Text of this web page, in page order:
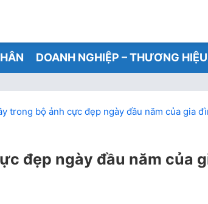
DOANH NGHIỆP – THƯƠNG HIỆU
trong bộ ảnh cực đẹp ngày đầu năm của gia
đẹp ngày đầu năm của